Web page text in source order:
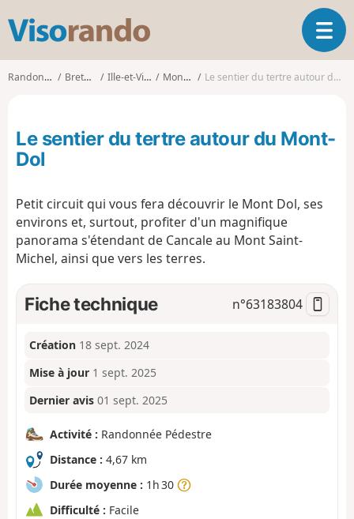
s
d
O
u
l
i
n
Randonnées Bretagne Ille-et-Vilaine Mont-Dol Le sentier du tertre autour du Mont-Dol
Le sentier du tertre autour du Mont-
Dol
Petit circuit qui vous fera découvrir le Mont Dol, ses
environs et, surtout, profiter d'un magnifique
panorama s'étendant de Cancale au Mont Saint-
Michel, ainsi que vers les terres.
Fiche technique n°63183804
Création 18 sept. 2024
Mise à jour 1 sept. 2025
Dernier avis 01 sept. 2025
Activité : Randonnée Pédestre
Distance : 4,67 km
Durée moyenne : 1h 30
Difficulté : Facile